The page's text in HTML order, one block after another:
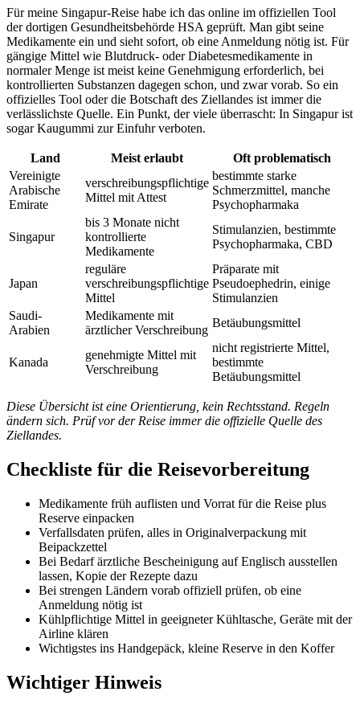
Für meine Singapur-Reise habe ich das online im offiziellen Tool
der dortigen Gesundheitsbehörde HSA geprüft. Man gibt seine
Medikamente ein und sieht sofort, ob eine Anmeldung nötig ist. Für
gängige Mittel wie Blutdruck- oder Diabetesmedikamente in
normaler Menge ist meist keine Genehmigung erforderlich, bei
kontrollierten Substanzen dagegen schon, und zwar vorab. So ein
offizielles Tool oder die Botschaft des Ziellandes ist immer die
verlässlichste Quelle. Ein Punkt, der viele überrascht: In Singapur ist
sogar Kaugummi zur Einfuhr verboten.
Land Meist erlaubt
Oft problematisch
Vereinigte
Arabische
Emirate
verschreibungspflichtige
Mittel mit Attest
bestimmte starke
Schmerzmittel, manche
Psychopharmaka
Singapur
bis 3 Monate nicht
kontrollierte
Medikamente
Stimulanzien, bestimmte
Psychopharmaka, CBD
Japan
reguläre
verschreibungspflichtige
Mittel
Präparate mit
Pseudoephedrin, einige
Stimulanzien
Saudi-
Arabien
Medikamente mit
ärztlicher Verschreibung
Betäubungsmittel
Kanada
genehmigte Mittel mit
Verschreibung
nicht registrierte Mittel,
bestimmte
Betäubungsmittel
Diese Übersicht ist eine Orientierung, kein Rechtsstand. Regeln
ändern sich. Prüf vor der Reise immer die offizielle Quelle des
Ziellandes.
Checkliste für die Reisevorbereitung
Medikamente früh auflisten und Vorrat für die Reise plus
Reserve einpacken
Verfallsdaten prüfen, alles in Originalverpackung mit
Beipackzettel
Bei Bedarf ärztliche Bescheinigung auf Englisch ausstellen
lassen, Kopie der Rezepte dazu
Bei strengen Ländern vorab offiziell prüfen, ob eine
Anmeldung nötig ist
Kühlpflichtige Mittel in geeigneter Kühltasche, Geräte mit der
Airline klären
Wichtigstes ins Handgepäck, kleine Reserve in den Koffer
Wichtiger Hinweis